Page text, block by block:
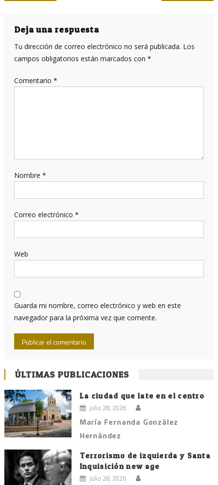
entradas
Deja una respuesta
Tu dirección de correo electrónico no será publicada. Los
campos obligatorios están marcados con *
Comentario *
Nombre *
Correo electrónico *
Web
Guarda mi nombre, correo electrónico y web en este
navegador para la próxima vez que comente.
ÚLTIMAS PUBLICACIONES
La ciudad que late en el centro
julio 28, 2026
María Fernanda González
Hernández
Terrorismo de izquierda y Santa
Inquisición new age
julio 28, 2026